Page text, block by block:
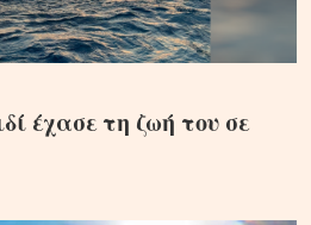
έχασε τη ζωή του σε